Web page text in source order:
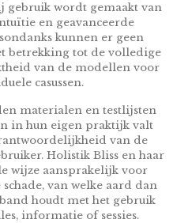
gebruik wordt gemaakt van
en geavanceerde
kunnen er geen
betrekking tot de volledige
van de modellen voor
casussen.
materialen en testlijsten
in hun eigen praktijk valt
van de
Holistik Bliss en haar
wijze aansprakelijk voor
van welke aard dan
houdt met het gebruik
informatie of sessies.